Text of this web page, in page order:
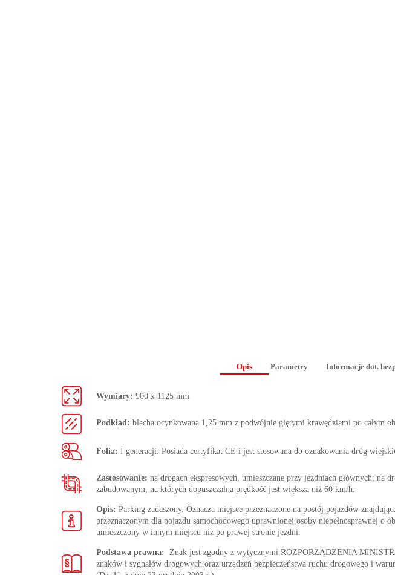
Opis Parametry Informacje dot.
Wymiary: 900 x 1125 mm
Podkład: blacha ocynkowana 1,25 mm z podwójnie giętymi krawędziami po całym
Folia: I generacji. Posiada certyfikat CE i jest stosowana do oznakowania dróg
Zastosowanie: na drogach ekspresowych, umieszczane przy jezdniach głównych; na
zabudowanym, na których dopuszczalna prędkość jest większa niż 60 km/h.
Opis: Parking zadaszony. Oznacza miejsce przeznaczone na postój pojazdów
przeznaczonym dla pojazdu samochodowego uprawnionej osoby niepełnosprawnej
umieszczony w innym miejscu niż po prawej stronie jezdni.
Podstawa prawna: Znak jest zgodny z wytycznymi ROZPORZĄDZENIA
znaków i sygnałów drogowych oraz urządzeń bezpieczeństwa ruchu drogowego i